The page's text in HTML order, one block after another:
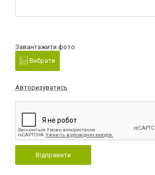
Завантажити фото:
Вибрати
Авторизуватись
Відправити